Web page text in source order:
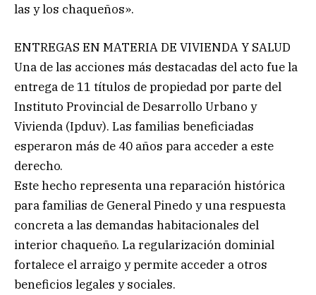
las y los chaqueños».
ENTREGAS EN MATERIA DE VIVIENDA Y SALUD
Una de las acciones más destacadas del acto fue la
entrega de 11 títulos de propiedad por parte del
Instituto Provincial de Desarrollo Urbano y
Vivienda (Ipduv). Las familias beneficiadas
esperaron más de 40 años para acceder a este
derecho.
Este hecho representa una reparación histórica
para familias de General Pinedo y una respuesta
concreta a las demandas habitacionales del
interior chaqueño. La regularización dominial
fortalece el arraigo y permite acceder a otros
beneficios legales y sociales.